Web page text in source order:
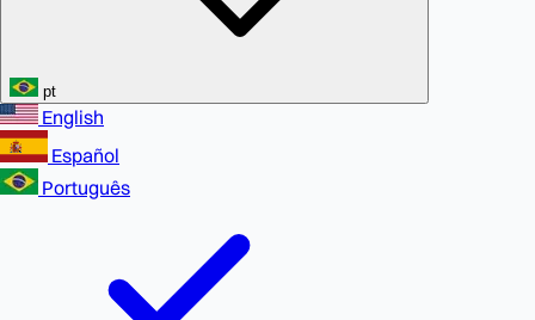
pt
English
Español
Português